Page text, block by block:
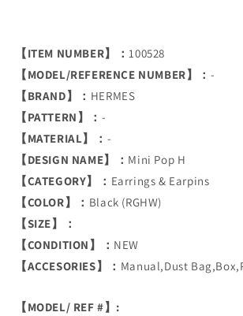
【ITEM NUMBER】：100528
【MODEL/REFERENCE NUMBER】： -
【BRAND】： HERMES
【PATTERN】： -
【MATERIAL】： -
【DESIGN NAME】： Mini Pop H
【CATEGORY】： Earrings & Earpins
【COLOR】： Black (RGHW)
【SIZE】：
【CONDITION】： NEW
【ACCESORIES】： Manual,Dust
【MODEL/ REF #】: